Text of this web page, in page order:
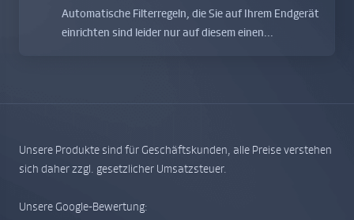
Automatische Filterregeln, die Sie auf Ihrem Endgerät
einrichten sind leider nur auf diesem einen...
Unsere Produkte sind für Geschäftskunden, alle Preise verstehen
sich daher zzgl. gesetzlicher Umsatzsteuer.
Unsere Google-Bewertung: